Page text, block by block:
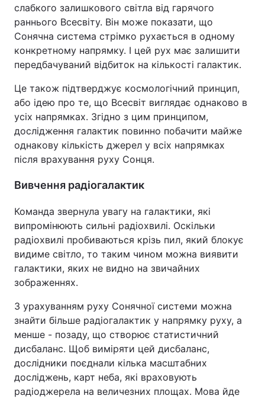
слабкого залишкового світла від гарячого
раннього Всесвіту. Він може показати, що
Сонячна система стрімко рухається в одному
конкретному напрямку. І цей рух має залишити
передбачуваний відбиток на кількості галактик.
Це також підтверджує космологічний принцип,
або ідею про те, що Всесвіт виглядає однаково в
усіх напрямках. Згідно з цим принципом,
дослідження галактик повинно побачити майже
однакову кількість джерел у всіх напрямках
після врахування руху Сонця.
Вивчення радіогалактик
Команда звернула увагу на галактики, які
випромінюють сильні радіохвилі. Оскільки
радіохвилі пробиваються крізь пил, який блокує
видиме світло, то таким чином можна виявити
галактики, яких не видно на звичайних
зображеннях.
З урахуванням руху Сонячної системи можна
знайти більше радіогалактик у напрямку руху, а
менше - позаду, що створює статистичний
дисбаланс. Щоб виміряти цей дисбаланс,
дослідники поєднали кілька масштабних
досліджень, карт неба, які враховують
радіоджерела на величезних площах. Мова йде